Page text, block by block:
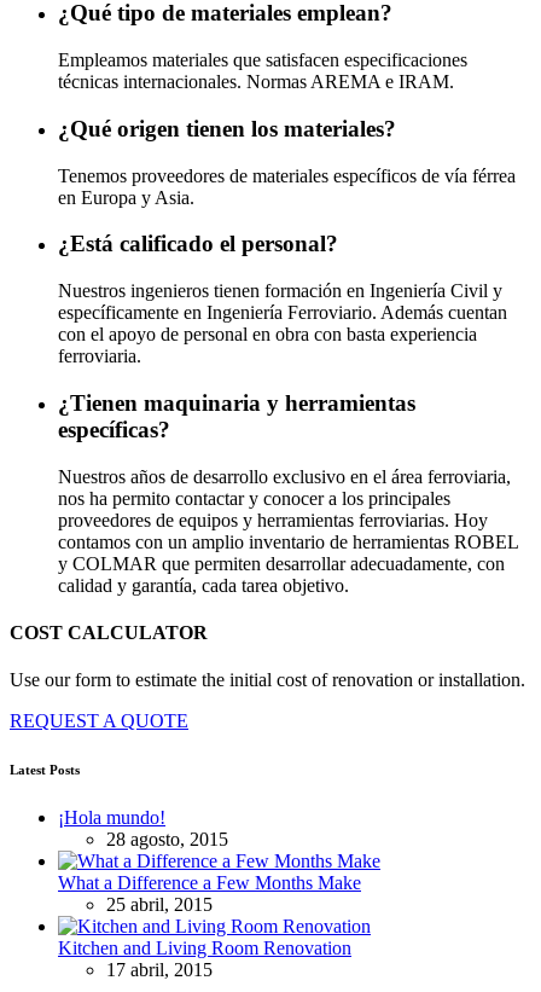
¿Qué tipo de materiales emplean?
Empleamos materiales que satisfacen especificaciones
técnicas internacionales. Normas AREMA e IRAM.
¿Qué origen tienen los materiales?
Tenemos proveedores de materiales específicos de vía férrea
en Europa y Asia.
¿Está calificado el personal?
Nuestros ingenieros tienen formación en Ingeniería Civil y
específicamente en Ingeniería Ferroviario. Además cuentan
con el apoyo de personal en obra con basta experiencia
ferroviaria.
¿Tienen maquinaria y herramientas
específicas?
Nuestros años de desarrollo exclusivo en el área ferroviaria,
nos ha permito contactar y conocer a los principales
proveedores de equipos y herramientas ferroviarias. Hoy
contamos con un amplio inventario de herramientas ROBEL
y COLMAR que permiten desarrollar adecuadamente, con
calidad y garantía, cada tarea objetivo.
COST CALCULATOR
Use our form to estimate the initial cost of renovation or installation.
REQUEST A QUOTE
Latest Posts
¡Hola mundo!
28 agosto, 2015
What a Difference a Few Months Make
25 abril, 2015
Kitchen and Living Room Renovation
17 abril, 2015